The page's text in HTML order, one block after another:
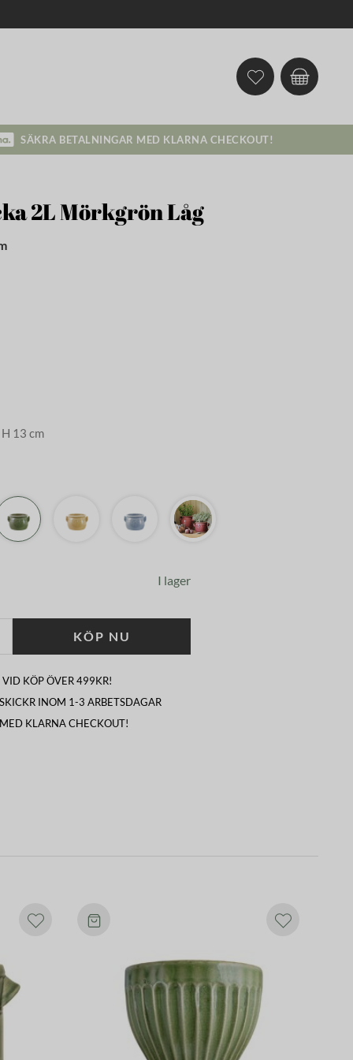
SÄKRA BETALNINGAR MED KLARNA CHECKOUT!
2L Mörkgrön Låg
13 cm
I lager
KÖP NU
VID KÖP ÖVER 499KR!
INOM 1-3 ARBETSDAGAR
KLARNA CHECKOUT!